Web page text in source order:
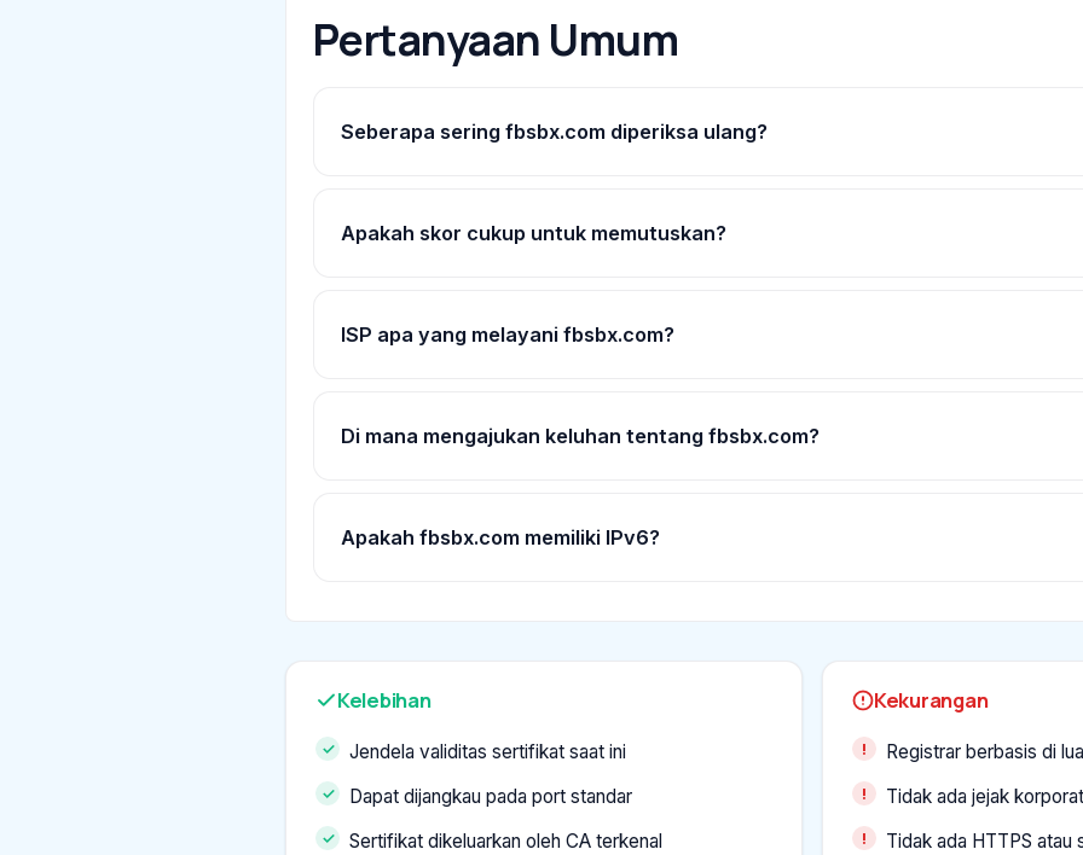
Pertanyaan Umum
Seberapa sering fbsbx.com diperiksa ulang?
Apakah skor cukup untuk memutuskan?
ISP apa yang melayani fbsbx.com?
Di mana mengajukan keluhan tentang fbsbx.com?
Apakah fbsbx.com memiliki IPv6?
Kelebihan
Jendela validitas sertifikat saat ini
Dapat dijangkau pada port standar
Sertifikat dikeluarkan oleh CA terkenal
Kekurangan
Registrar berbasis di
Tidak ada jejak
Tidak ada HTTPS